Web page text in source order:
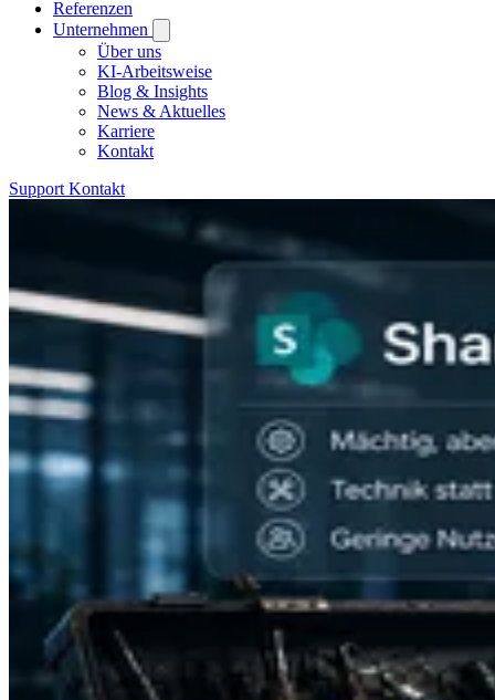
Referenzen
Unternehmen
Über uns
KI-Arbeitsweise
Blog & Insights
News & Aktuelles
Karriere
Kontakt
Support Kontakt